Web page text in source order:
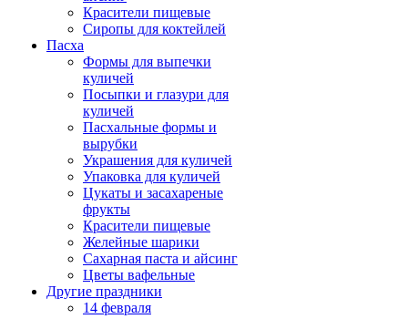
Красители пищевые
Сиропы для коктейлей
Пасха
Формы для выпечки
куличей
Посыпки и глазури для
куличей
Пасхальные формы и
вырубки
Украшения для куличей
Упаковка для куличей
Цукаты и засахареные
фрукты
Красители пищевые
Желейные шарики
Сахарная паста и айсинг
Цветы вафельные
Другие праздники
14 февраля